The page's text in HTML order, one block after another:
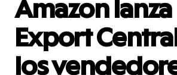
Amazon lanza
Export
los